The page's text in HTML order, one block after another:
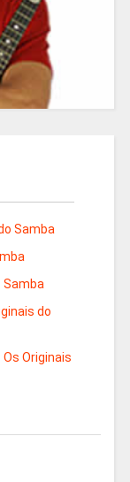
Samba
Samba
do
Originais